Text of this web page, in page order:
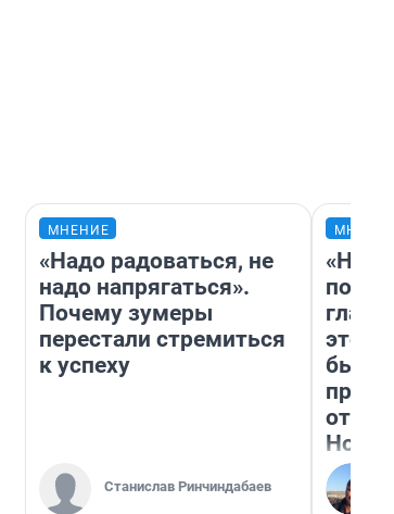
МНЕНИЕ
«Надо радоваться, не
надо напрягаться».
Почему зумеры
перестали стремиться
к успеху
Станислав Ринчиндабаев
этого
бьет